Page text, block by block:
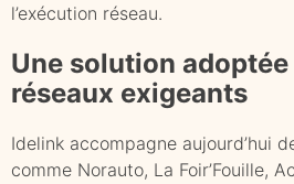
l’exécution réseau.
Une solution
réseaux exigeants
Idelink accompagne aujourd’hui
comme Norauto, La Foir’Fouille,